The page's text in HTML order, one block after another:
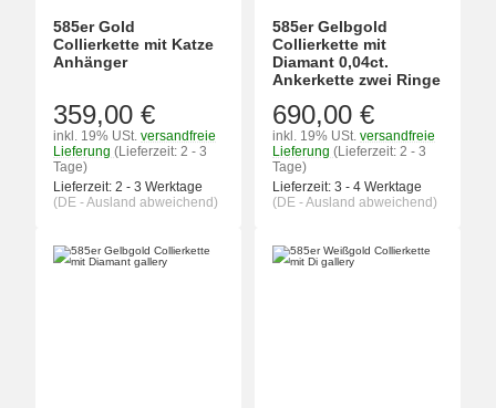
585er Gold
Collierkette mit Katze
Anhänger
359,00 €
inkl. 19% USt. versandfreie
Lieferung (Lieferzeit: 2 - 3
Tage)
Lieferzeit: 2 - 3 Werktage
(DE - Ausland abweichend)
585er Gelbgold
Collierkette mit
Diamant 0,04ct.
Ankerkette zwei Ringe
690,00 €
inkl. 19% USt. versandfreie
Lieferung (Lieferzeit: 2 - 3
Tage)
Lieferzeit: 3 - 4 Werktage
(DE - Ausland abweichend)